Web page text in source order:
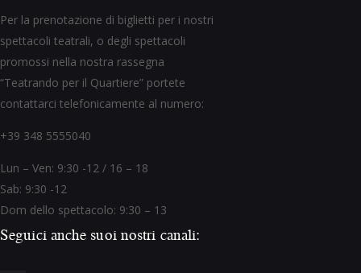
Per la prenotazione di biglietti per i nostri
spettacoli teatrali, o degli spettacoli
promossi nella nostra rassegna
“Teatrando per il Quartiere” portete
contattarci telefonicamente al numero:
+39 348 5555040
Lun – Ven: 9:30 -12 / 16 – 18
Sab: 9:30 -12
Dom dello spettacolo: 9:30 – 13
Seguici anche suoi nostri canali: